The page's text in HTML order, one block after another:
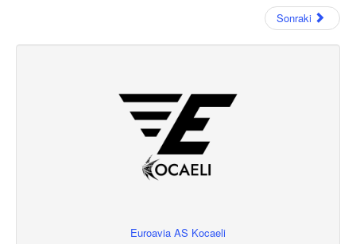
Sonraki
Euroavia AS Kocaeli